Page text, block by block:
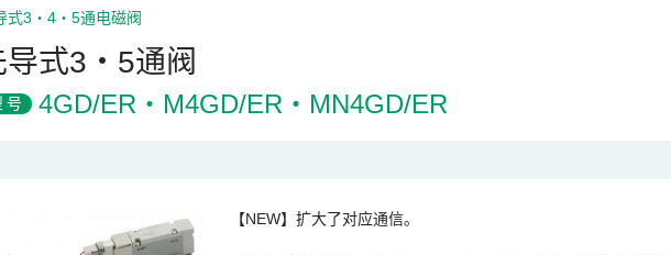
式3・4・5通电磁阀
导式3・5通阀
号 4GD/ER・M4GD/ER・MN4GD/ER
【NEW】扩大了对应通信。